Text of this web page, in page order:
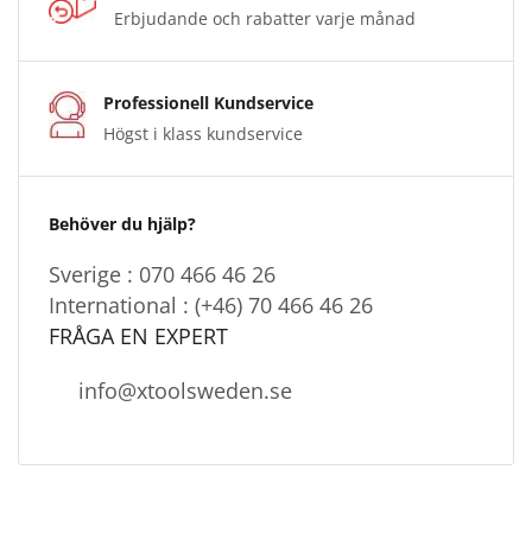
Erbjudande och rabatter varje månad
Professionell Kundservice
Högst i klass kundservice
Behöver du hjälp?
Sverige : 070 466 46 26
International : (+46) 70 466 46 26
FRÅGA EN EXPERT
info@xtoolsweden.se